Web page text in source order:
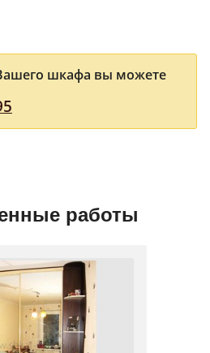
шкафа вы можете
работы